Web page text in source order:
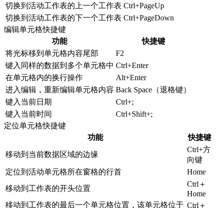
切换到活动工作表的上一个工作表 Ctrl+PageUp
切换到活动工作表的下一个工作表 Ctrl+PageDown
编辑单元格快捷键
功能
快捷键
将光标移到单元格内容尾部
F2
键入同样的数据到多个单元格中 Ctrl+Enter
在单元格内的换行操作
Alt+Enter
进入编辑，重新编辑单元格内容 Back Space（退格键）
键入当前日期
Ctrl+;
键入当前时间
Ctrl+Shift+;
定位单元格快捷键
功能
快捷键
移动到当前数据区域的边缘
Ctrl+方
向键
定位到活动单元格所在窗格的行首
Home
移动到工作表的开头位置
Ctrl＋
Home
移动到工作表的最后一个单元格位置，该单元格位于 Ctrl＋